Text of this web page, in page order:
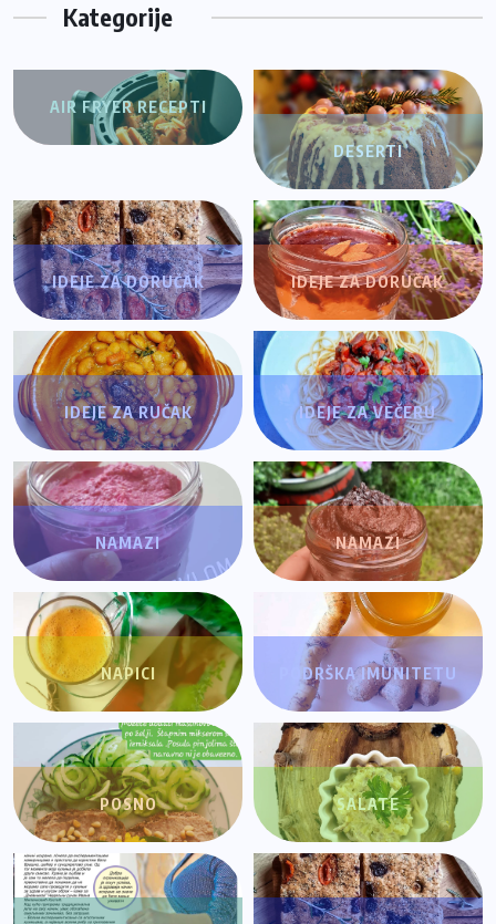
Kategorije
AIR FRYER RECEPTI
DESERTI
IDEJE ZA DORUČAK IDEJE ZA DORUČAK
IDEJE ZA RUČAK IDEJE ZA VEČERU
NAMAZI NAMAZI
NAPICI PODRŠKA IMUNITETU
POSNO SALATE